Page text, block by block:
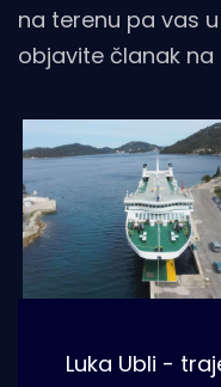
na terenu pa vas
objavite članak na
Luka Ubli -